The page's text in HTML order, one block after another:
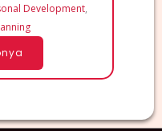
Development,